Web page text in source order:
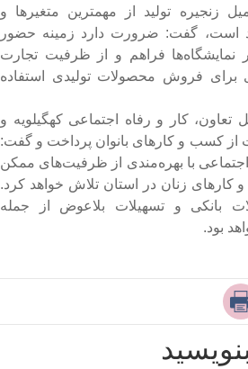
زنجیره تولید از مهمترین متغیرها و
است، گفت: ضرورت دارد زمینه حضور
نمایشگاه‌ها فراهم و از ظرفیت تجارت
برای فروش محصولات تولیدی استفاده
کار و رفاه اجتماعی کهگیلویه و
کسب و کارهای بانوان پرداخت و گفت:
اجتماعی با بهره‌مندی از ظرفیت‌های ممکن
زنان در استان تلاش خواهد کرد.
بانکی و تسهیلات بلاعوض از جمله
بود.